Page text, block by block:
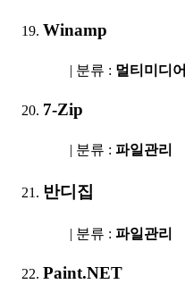
Winamp
| 분류 : 멀티미디어
7-Zip
| 분류 : 파일관리
반디집
| 분류 : 파일관리
Paint.NET